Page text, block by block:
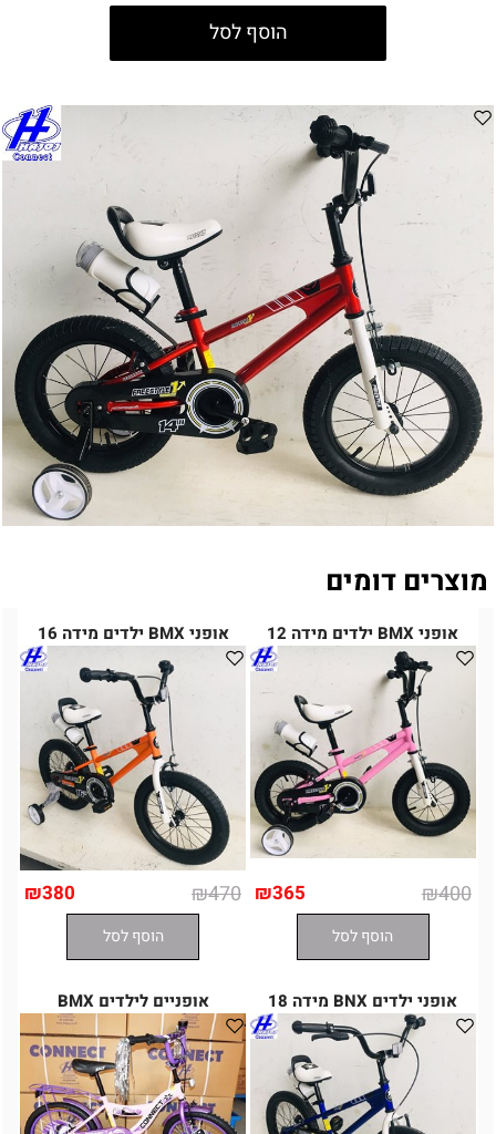
הוסף לסל
מוצרים דומים
אופני BMX ילדים מידה 12
₪400
₪365
הוסף לסל
אופני BMX ילדים מידה 16
₪470
₪380
הוסף לסל
אופני ילדים BNX מידה 18 אופניים לילדים BMX